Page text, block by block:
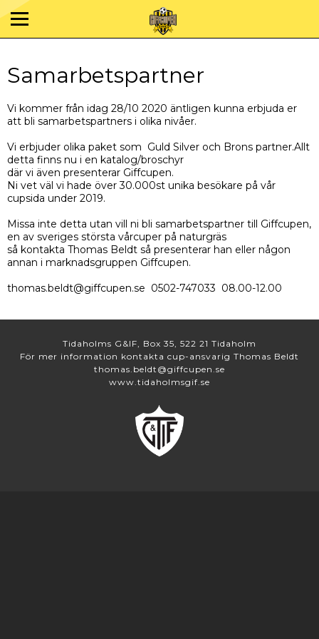
Samarbetspartner
Vi kommer från idag 28/10 2020 äntligen kunna erbjuda er
att bli samarbetspartners i olika nivåer.
Vi erbjuder olika paket som Guld Silver och Brons partner.Allt
detta finns nu i en katalog/broschyr
där vi även presenterar Giffcupen.
Ni vet väl vi hade över 30.000st unika besökare på vår
cupsida under 2019.
Missa inte detta utan vill ni bli samarbetspartner till Giffcupen,
en av sveriges största vårcuper på naturgräs
så kontakta Thomas Beldt så presenterar han eller någon
annan i marknadsgruppen Giffcupen.
thomas.beldt@giffcupen.se 0502-747033 08.00-12.00
Tidaholms G&IF, Box 35, 522 21 Tidaholm
För mer information kontakta cup-ansvarig Thomas Beldt
thomas.beldt@giffcupen.se
www.tidaholmsgif.se